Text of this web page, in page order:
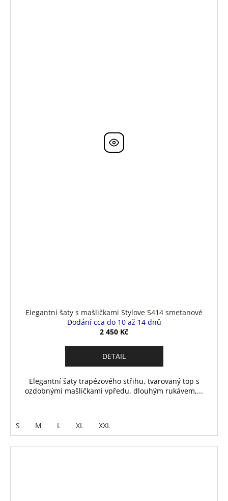
Elegantní šaty s mašličkami Stylove S414 smetanové
Dodání cca do 10 až 14 dnů
2 450 Kč
DETAIL
Elegantní šaty trapézového střihu, tvarovaný top s
ozdobnými mašličkami vpředu, dlouhým rukávem,...
S M L XL XXL